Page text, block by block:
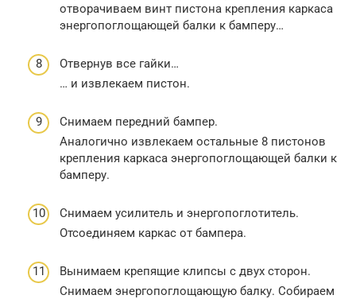
отворачиваем винт пистона крепления каркаса
энергопоглощающей балки к бамперу…
Отвернув все гайки…
… и извлекаем пистон.
Снимаем передний бампер.
Аналогично извлекаем остальные 8 пистонов
крепления каркаса энергопоглощающей балки к
бамперу.
Снимаем усилитель и энергопоглотитель.
Отсоединяем каркас от бампера.
Вынимаем крепящие клипсы с двух сторон.
Снимаем энергопоглощающую балку. Собираем